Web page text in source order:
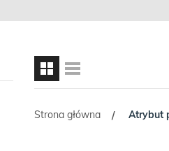
Strona główna / Atrybut